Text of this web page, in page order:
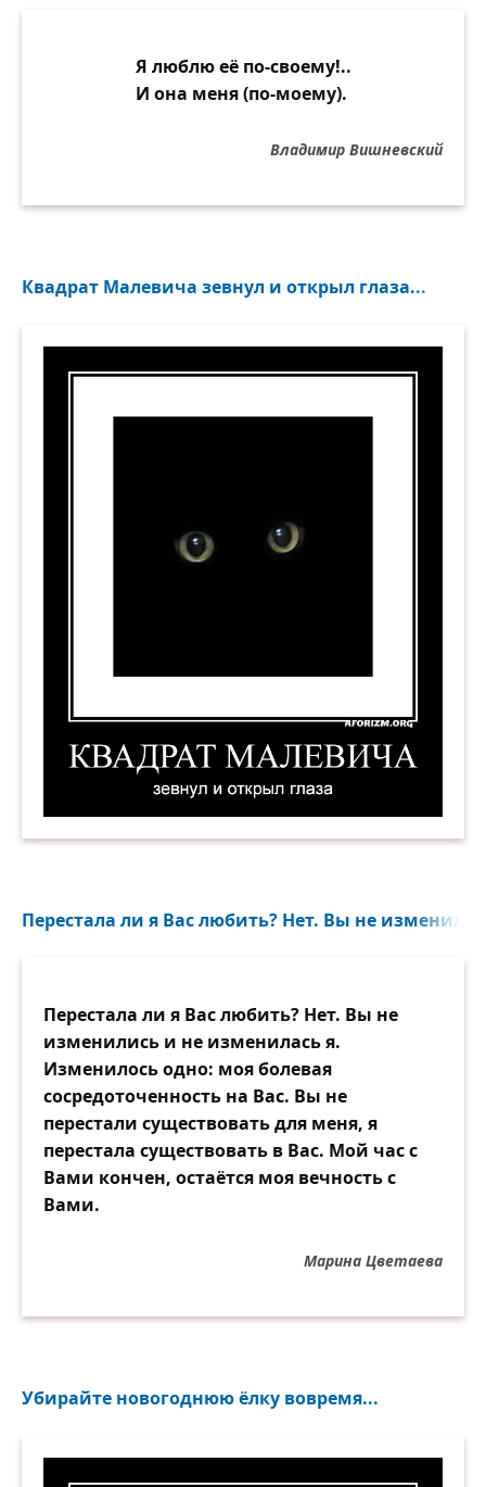
Я люблю её по-своему!..
И она меня (по-моему).
Владимир Вишневский
Квадрат Малевича зевнул и открыл глаза...
Перестала ли я Вас любить? Нет. Вы не
Перестала ли я Вас любить? Нет. Вы не
изменились и не изменилась я.
Изменилось одно: моя болевая
сосредоточенность на Вас. Вы не
перестали существовать для меня, я
перестала существовать в Вас. Мой час с
Вами кончен, остаётся моя вечность с
Вами.
Марина Цветаева
Убирайте новогоднюю ёлку вовремя...